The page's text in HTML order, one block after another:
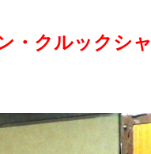
・クルックシャ